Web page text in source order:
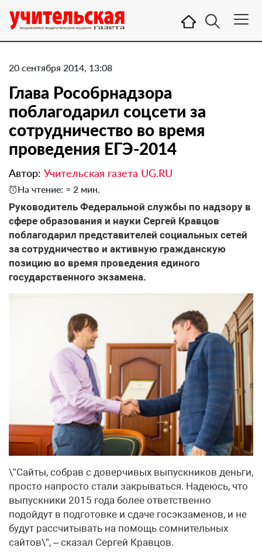
20 сентября 2014, 13:08
Глава Рособрнадзора
поблагодарил соцсети за
сотрудничество во время
проведения ЕГЭ-2014
Автор: Учительская газета UG.RU
На чтение: ≈ 2 мин.
Руководитель Федеральной службы по надзору в
сфере образования и науки Сергей Кравцов
поблагодарил представителей социальных сетей
за сотрудничество и активную гражданскую
позицию во время проведения единого
государственного экзамена.
\”Сайты, собрав с доверчивых выпускников деньги,
просто напросто стали закрываться. Надеюсь, что
выпускники 2015 года более ответственно
подойдут в подготовке и сдаче госэкзаменов, и не
будут рассчитывать на помощь сомнительных
сайтов\”, – сказал Сергей Кравцов.